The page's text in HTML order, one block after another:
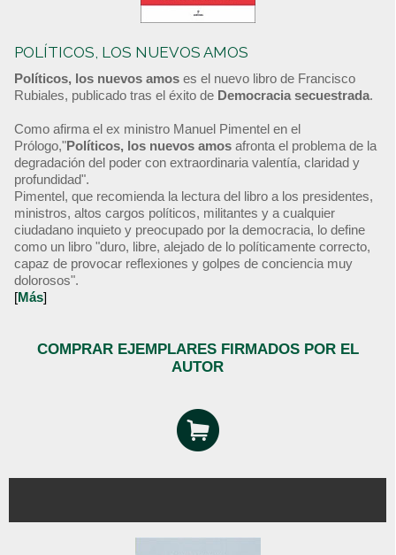
POLÍTICOS, LOS NUEVOS AMOS
Políticos, los nuevos amos es el nuevo libro de Francisco
Rubiales, publicado tras el éxito de Democracia secuestrada.
Como afirma el ex ministro Manuel Pimentel en el
Prólogo,"Políticos, los nuevos amos afronta el problema de la
degradación del poder con extraordinaria valentía, claridad y
profundidad".
Pimentel, que recomienda la lectura del libro a los presidentes,
ministros, altos cargos políticos, militantes y a cualquier
ciudadano inquieto y preocupado por la democracia, lo define
como un libro "duro, libre, alejado de lo políticamente correcto,
capaz de provocar reflexiones y golpes de conciencia muy
dolorosos".
[Más]
COMPRAR EJEMPLARES FIRMADOS POR EL
AUTOR